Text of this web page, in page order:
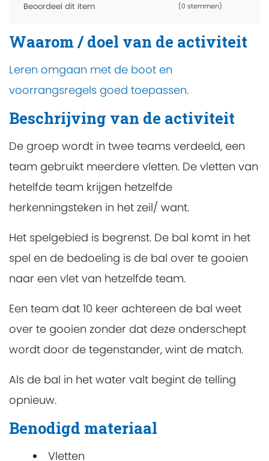
Beoordeel dit item (0 stemmen)
Waarom / doel van de activiteit
Leren omgaan met de boot en
voorrangsregels goed toepassen.
Beschrijving van de activiteit
De groep wordt in twee teams verdeeld, een
team gebruikt meerdere vletten. De vletten van
hetelfde team krijgen hetzelfde
herkenningsteken in het zeil/ want.
Het spelgebied is begrenst. De bal komt in het
spel en de bedoeling is de bal over te gooien
naar een vlet van hetzelfde team.
Een team dat 10 keer achtereen de bal weet
over te gooien zonder dat deze onderschept
wordt door de tegenstander, wint de match.
Als de bal in het water valt begint de telling
opnieuw.
Benodigd materiaal
Vletten